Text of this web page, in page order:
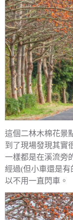
這個二林木棉花景
到了現場發現其實
一樣都是在溪流旁
經過(但小車還是
以不用一直閃車。